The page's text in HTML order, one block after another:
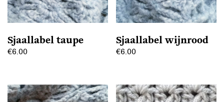
Sjaallabel taupe
€6.00
Sjaallabel wijnrood
€6.00